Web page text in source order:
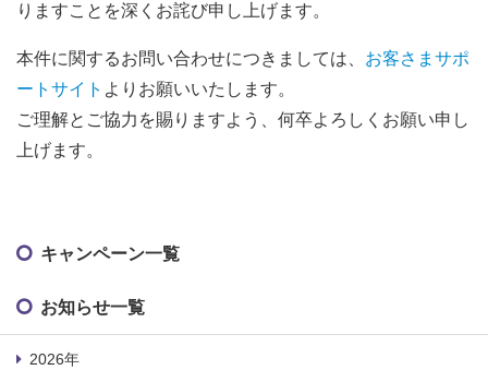
りますことを深くお詫び申し上げます。
本件に関するお問い合わせにつきましては、 お客さまサポ
ートサイト よりお願いいたします。
ご理解とご協力を賜りますよう、何卒よろしくお願い申し
上げます。
キャンペーン一覧
お知らせ一覧
2026年